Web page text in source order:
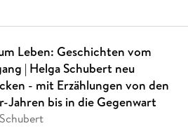
Leben: Geschichten vom
| Helga Schubert neu
- mit Erzählungen von den
Jahren bis in die Gegenwart